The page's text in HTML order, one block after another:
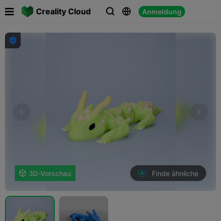
Creality Cloud   Anmeldung
 

 3D-Vorschau Finde ähnliche